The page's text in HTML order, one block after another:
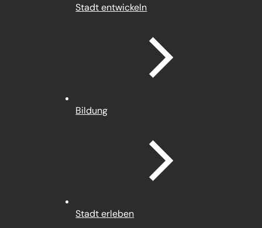
Stadt entwickeln
Bildung
Stadt erleben